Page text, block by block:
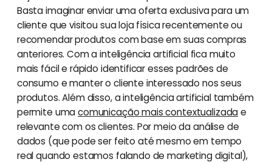
Basta imaginar enviar uma oferta exclusiva para um
cliente que visitou sua loja física recentemente ou
recomendar produtos com base em suas compras
anteriores. Com a inteligência artificial fica muito
mais fácil e rápido identificar esses padrões de
consumo e manter o cliente interessado nos seus
produtos. Além disso, a inteligência artificial também
permite umacomunicação mais contextualizadae
relevante com os clientes. Por meio da análise de
dados (que pode ser feito até mesmo em tempo
real quando estamos falando de marketing digital),